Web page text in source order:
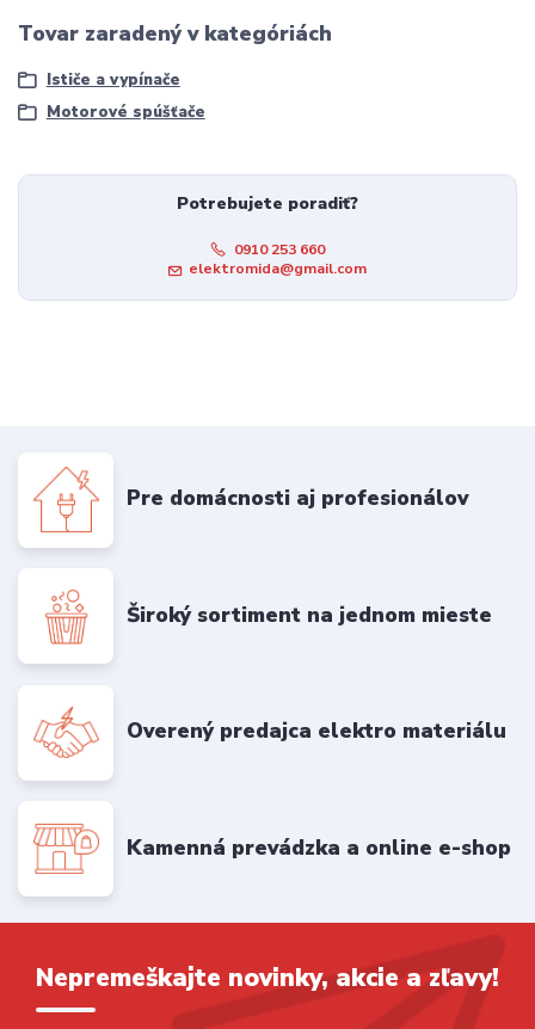
Tovar zaradený v kategóriách
Ističe a vypínače
Motorové spúšťače
Potrebujete poradiť?
0910 253 660
elektromida@gmail.com
Pre domácnosti aj profesionálov
Široký sortiment na jednom mieste
Overený predajca elektro materiálu
Kamenná prevádzka a online e-shop
Nepremeškajte novinky, akcie a zľavy!